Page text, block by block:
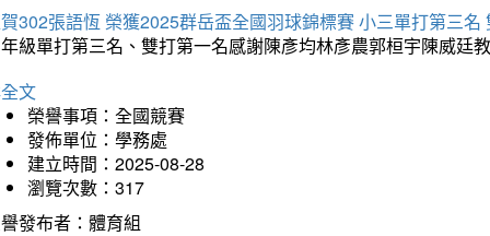
302張語恆 榮獲2025群岳盃全國羽球錦標賽 小三單打第三名
級單打第三名、雙打第一名感謝陳彥均林彥農郭桓宇陳威廷
文
榮譽事項：全國競賽
發佈單位：學務處
建立時間：2025-08-28
瀏覽次數：317
發布者：體育組